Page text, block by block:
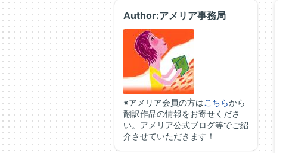
Author:アメリア事務局
※アメリア会員の方はこちらから
翻訳作品の情報をお寄せくださ
い。アメリア公式ブログ等でご紹
介させていただきます！